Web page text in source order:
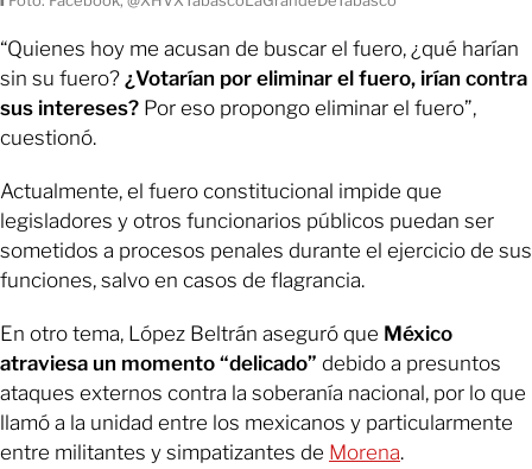
“Quienes hoy me acusan de buscar el fuero, ¿qué harían
sin su fuero? ¿Votarían por eliminar el fuero, irían contra
sus intereses? Por eso propongo eliminar el fuero”,
cuestionó.
Actualmente, el fuero constitucional impide que
legisladores y otros funcionarios públicos puedan ser
sometidos a procesos penales durante el ejercicio de sus
funciones, salvo en casos de flagrancia.
En otro tema, López Beltrán aseguró que México
atraviesa un momento “delicado” debido a presuntos
ataques externos contra la soberanía nacional, por lo que
llamó a la unidad entre los mexicanos y particularmente
entre militantes y simpatizantes de Morena.